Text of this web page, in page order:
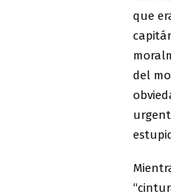
que
del